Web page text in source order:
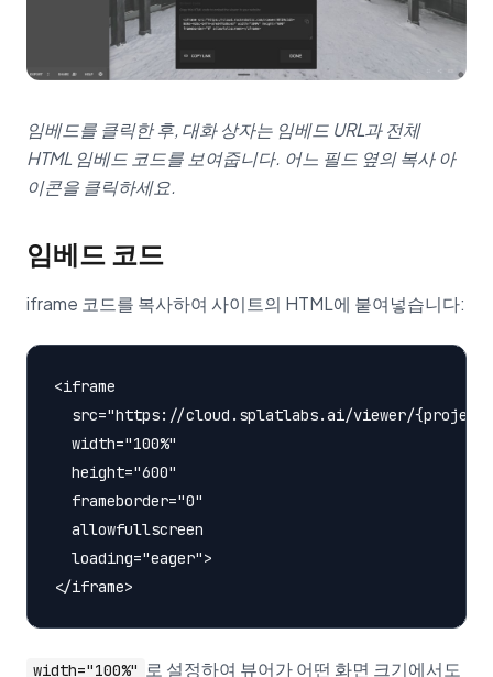
임베드를 클릭한 후, 대화 상자는 임베드 URL과 전체
HTML 임베드 코드를 보여줍니다. 어느 필드 옆의 복사 아
이콘을 클릭하세요.
임베드 코드
iframe 코드를 복사하여 사이트의 HTML에 붙여넣습니다:
<iframe
src="https://cloud.splatlabs.ai/viewer/
  width="100%"
  height="600"
  frameborder="0"
  allowfullscreen
  loading="eager">
width="100%"
로 설정하여 뷰어가 어떤 화면 크기에서도